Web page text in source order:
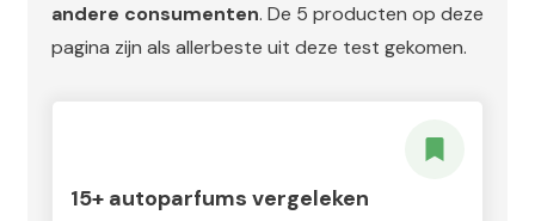
andere consumenten. De 5 producten op deze
pagina zijn als allerbeste uit deze test gekomen.
15+ autoparfums vergeleken